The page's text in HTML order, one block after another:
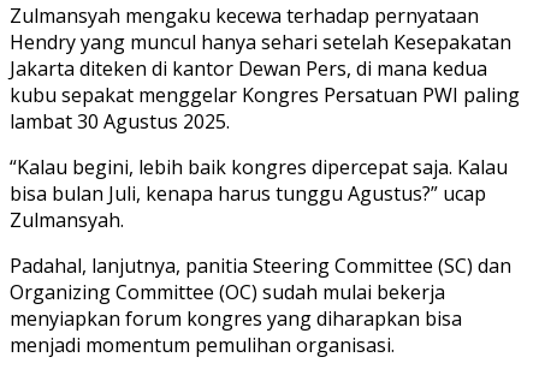
Zulmansyah mengaku kecewa terhadap pernyataan
Hendry yang muncul hanya sehari setelah Kesepakatan
Jakarta diteken di kantor Dewan Pers, di mana kedua
kubu sepakat menggelar Kongres Persatuan PWI paling
lambat 30 Agustus 2025.
“Kalau begini, lebih baik kongres dipercepat saja. Kalau
bisa bulan Juli, kenapa harus tunggu Agustus?” ucap
Zulmansyah.
Padahal, lanjutnya, panitia Steering Committee (SC) dan
Organizing Committee (OC) sudah mulai bekerja
menyiapkan forum kongres yang diharapkan bisa
menjadi momentum pemulihan organisasi.